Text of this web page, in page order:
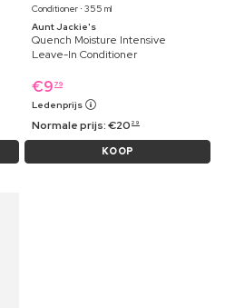
Conditioner ⋅ 355 ml
Aunt Jackie's
Quench Moisture Intensive
Leave-In Conditioner
€9 79
Ledenprijs
Normale prijs:€20 29
KOOP